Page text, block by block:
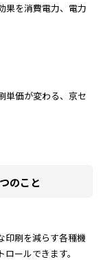
果を消費電力、電力
単価が変わる、京セ
のこと
印刷を減らす各種機
ールできます。